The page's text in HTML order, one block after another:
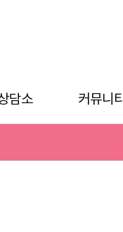
담소 커뮤니티